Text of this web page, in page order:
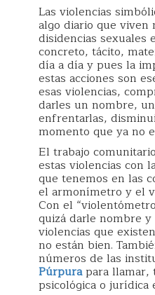
Las violencias
algo diario que viven
disidencias sexuales
concreto, tácito,
día a día y pues la
estas acciones son
esas violencias,
darles un nombre,
enfrentarlas,
momento que ya no
El trabajo
estas violencias con
que tenemos en las
el armonímetro y el
Con el
quizá darle nombre
violencias que
no están bien.
números de las
Púrpurapara llamar,
psicológica o jurídica